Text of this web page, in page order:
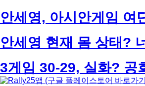
안세영, 아시안게임 여
안세영 현재 몸 상태?
3게임 30-29, 실화? 공